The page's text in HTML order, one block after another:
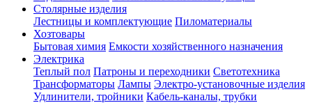
Столярные изделия
Лестницы и комплектующие Пиломатериалы
Хозтовары
Бытовая химия Емкости хозяйственного назначения
Электрика
Теплый пол Патроны и переходники Светотехника
Трансформаторы Лампы Электро-установочные изделия
Удлинители, тройники Кабель-каналы, трубки